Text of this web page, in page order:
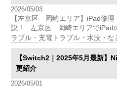
2026/05/03
【左京区 岡崎エリア】iPad修
説！ 左京区 岡崎エリアでiPad
ラブル・充電トラブル・水没・な
【Switch2｜2025年5月最新
更紹介
2026/05/01